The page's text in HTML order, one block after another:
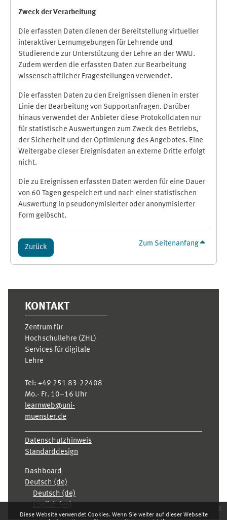
Diese Website verwendet Cookies. Wenn Sie weiter auf dieser Webseite
x
Zweck der Verarbeitung
Die erfassten Daten dienen der Bereitstellung virtueller
interaktiver Lernumgebungen für Lehrende und
Studierende zur Unterstützung der Lehre an der WWU.
Zudem werden die erfassten Daten zur Bearbeitung
wissenschaftlicher Fragestellungen verwendet.
Die erfassten Daten zu den Ereignissen dienen in erster
Linie der Bearbeitung von Supportanfragen. Darüber
hinaus verwendet der Anbieter diese Protokolldaten nur
für statistische Auswertungen zum Zweck des Betriebs,
der Sicherheit und der Optimierung des Angebotes. Eine
Weitergabe dieser Ereignisdaten an externe Dritte erfolgt
nicht.
Die zu Ereignissen erfassten Daten werden für eine Dauer
von 60 Tagen gespeichert und nach einer statistischen
Auswertung in pseudonymisierter oder anonymisierter
Form gelöscht.
Zurück Zum Seitenanfang
KONTAKT
Zentrum für
Hochschullehre (ZHL)
Services für digitale
Lehre
Tel: +49 251 83-22408
Mo.- Fr. 10–16 Uhr
learnweb@uni-
muenster.de
Datenschutzhinweis
Standarddesign
Dashboard
Deutsch ‎(de)‎
Deutsch ‎(de)‎